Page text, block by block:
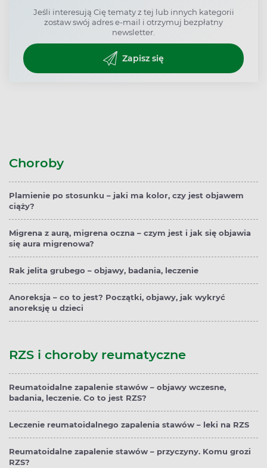
Jeśli interesują Cię tematy z tej lub innych kategorii
zostaw swój adres e-mail i otrzymuj bezpłatny
newsletter.
Zapisz się
Choroby
Plamienie po stosunku – jaki ma kolor, czy jest objawem
ciąży?
Migrena z aurą, migrena oczna – czym jest i jak się objawia
się aura migrenowa?
Rak jelita grubego – objawy, badania, leczenie
Anoreksja – co to jest? Początki, objawy, jak wykryć
anoreksję u dzieci
RZS i choroby reumatyczne
Reumatoidalne zapalenie stawów – objawy wczesne,
badania, leczenie. Co to jest RZS?
Leczenie reumatoidalnego zapalenia stawów – leki na RZS
Reumatoidalne zapalenie stawów – przyczyny. Komu grozi
RZS?